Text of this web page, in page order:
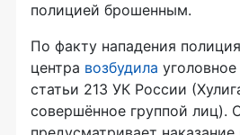
полицией брошенным.
По факту нападения
центра возбудила
статьи 213 УК России
совершённое группой лиц).